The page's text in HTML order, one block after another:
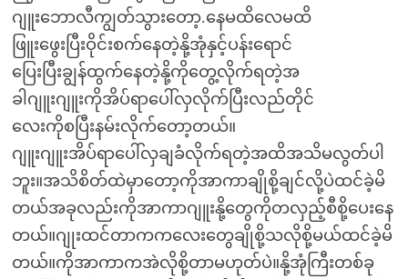
ဂျူးဘောလီကျွတ်သွားတော့.နေမထိလေမထိ
ဖြူးဖွေးပြီးဝိုင်းစက်နေတဲ့နို့အုံနှင့်ပန်းရောင်
ပြေးပြီးချွန်ထွက်နေတဲ့နို့ကိုတွေ့လိုက်ရတဲ့အ
ခါဂျူးဂျူးကိုအိပ်ရာပေါ်လှလိုက်ပြီးလည်တိုင်
လေးကိုစပြီးနမ်းလိုက်တော့တယ်။
ဂျူးဂျူးအိပ်ရာပေါ်လှချခံလိုက်ရတဲ့အထိအသိမလွတ်ပါ
ဘူး။အသိစိတ်ထဲမှာတော့ကိုအာကာချိုစို့ချင်လို့ပဲထင်ခဲ့မိ
တယ်အခုလည်းကိုအာကာဂျူးနို့တွေကိုတလှည့်စီစို့ပေးနေ
တယ်။ဂျုးထင်တာကကလေးတွေချိုစို့သလိုစို့မယ်ထင်ခဲ့မိ
တယ်။ကိုအာကာကအဲလိုစို့တာမဟုတ်ပဲ။နို့အုံကြီးတစ်ခု